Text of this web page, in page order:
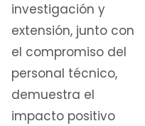
investigación y
extensión, junto con
el compromiso del
personal técnico,
demuestra el
impacto positivo